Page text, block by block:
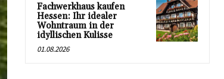
Fachwerkhaus kaufen
Hessen: Ihr idealer
Wohntraum in der
idyllischen Kulisse
01.08.2026